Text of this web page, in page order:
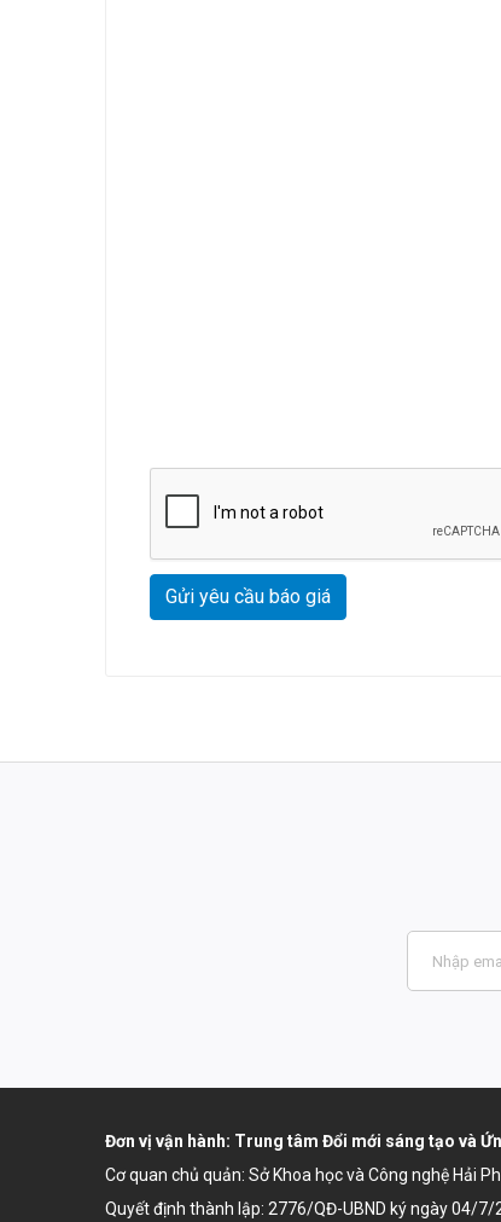
Gửi yêu cầu báo giá
Đơn vị vận hành: Trung tâm Đổi mới sáng tạo và
Cơ quan chủ quản: Sở Khoa học và Công nghệ Hải
Quyết định thành lập: 2776/QĐ-UBND ký ngày 04/7/